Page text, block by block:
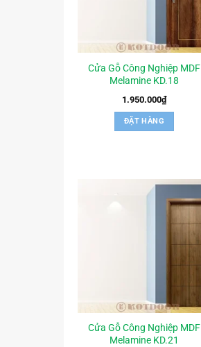
Cửa Gỗ Công Nghiệp MDF
Melamine KD.18
1.950.000₫
ĐẶT HÀNG
Cửa Gỗ Công Nghiệp MDF
Melamine KD.21